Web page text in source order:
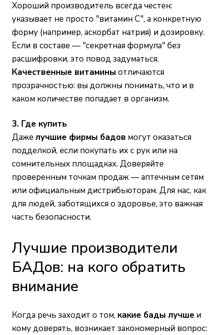
Хороший производитель всегда честен:
указывает не просто "витамин С", а конкретную
форму (например, аскорбат натрия) и дозировку.
Если в составе — "секретная формула" без
расшифровки, это повод задуматься.
Качественные витамины отличаются
прозрачностью: вы должны понимать, что и в
каком количестве попадает в организм.
3. Где купить
Даже лучшие фирмы бадов могут оказаться
подделкой, если покупать их с рук или на
сомнительных площадках. Доверяйте
проверенным точкам продаж — аптечным сетям
или официальным дистрибьюторам. Для нас, как
для людей, заботящихся о здоровье, это важная
часть безопасности.
Лучшие производители
БАДов: на кого обратить
внимание
Когда речь заходит о том, какие бады лучше и
кому доверять, возникает закономерный вопрос: